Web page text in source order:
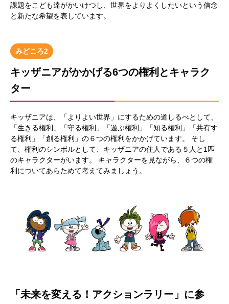
課題をこども達がかいけつし、世界をよりよくしたいという信念
と新たな希望を表しています。
みどころ2
キッザニアがかかげる6つの権利とキャラク
ター
キッザニアは、「よりよい世界」にするための道しるべとして、
「生きる権利」「守る権利」「遊ぶ権利」「知る権利」「共有す
る権利」「創る権利」の６つの権利をかかげています。 そし
て、権利のシンボルとして、キッザニアの住人である５人と1匹
のキャラクターがいます。 キャラクターを見ながら、６つの権
利についてあらためて考えてみましょう。
「未来を変える！アクションラリー」に参